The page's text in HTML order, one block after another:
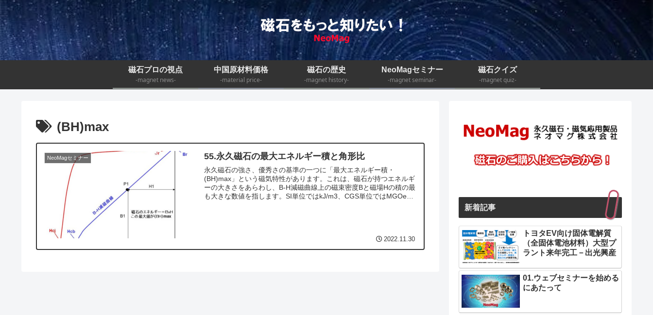
磁石プロの視点
-magnet news-
中国原材料価格
-material price-
磁石の歴史
-magnet history-
NeoMagセミナー
-magnet seminar-
磁石クイズ
-magnet quiz-
(BH)max
NeoMagセミナー 55.永久磁石の最大エネルギー積と角形比
永久磁石の強さ、優秀さの基準の一つに「最大エネルギー積・
(BH)max」という磁気特性があります。これは、磁石が持つエネルギ
ーの大きさをあらわし、B-H減磁曲線上の磁束密度Bと磁場Hの積の最
も大きな数値を指します。SI単位ではkJ/m3、CGS単位ではMGOeで
2022.11.30
新着記事
トヨタEV向け固体電解質
（全固体電池材料）大型プ
ラント来年完工－出光興産
01.ウェブセミナーを始める
にあたって